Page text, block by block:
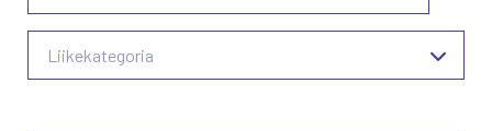
Liikekategoria